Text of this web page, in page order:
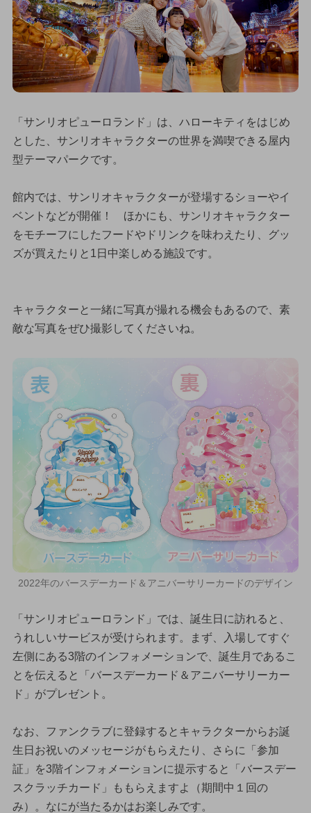
「サンリオピューロランド」は、ハローキティをはじめ
とした、サンリオキャラクターの世界を満喫できる屋内
型テーマパークです。
館内では、サンリオキャラクターが登場するショーやイ
ベントなどが開催！ ほかにも、サンリオキャラクター
をモチーフにしたフードやドリンクを味わえたり、グッ
ズが買えたりと1日中楽しめる施設です。
キャラクターと一緒に写真が撮れる機会もあるので、素
敵な写真をぜひ撮影してくださいね。
2022年のバースデーカード＆アニバーサリーカードのデザイン
「サンリオピューロランド」では、誕生日に訪れると、
うれしいサービスが受けられます。まず、入場してすぐ
左側にある3階のインフォメーションで、誕生月であるこ
とを伝えると「バースデーカード＆アニバーサリーカー
ド」がプレゼント。
なお、ファンクラブに登録するとキャラクターからお誕
生日お祝いのメッセージがもらえたり、さらに「参加
証」を3階インフォメーションに提示すると「バースデー
スクラッチカード」ももらえますよ（期間中１回の
み）。なにが当たるかはお楽しみです。